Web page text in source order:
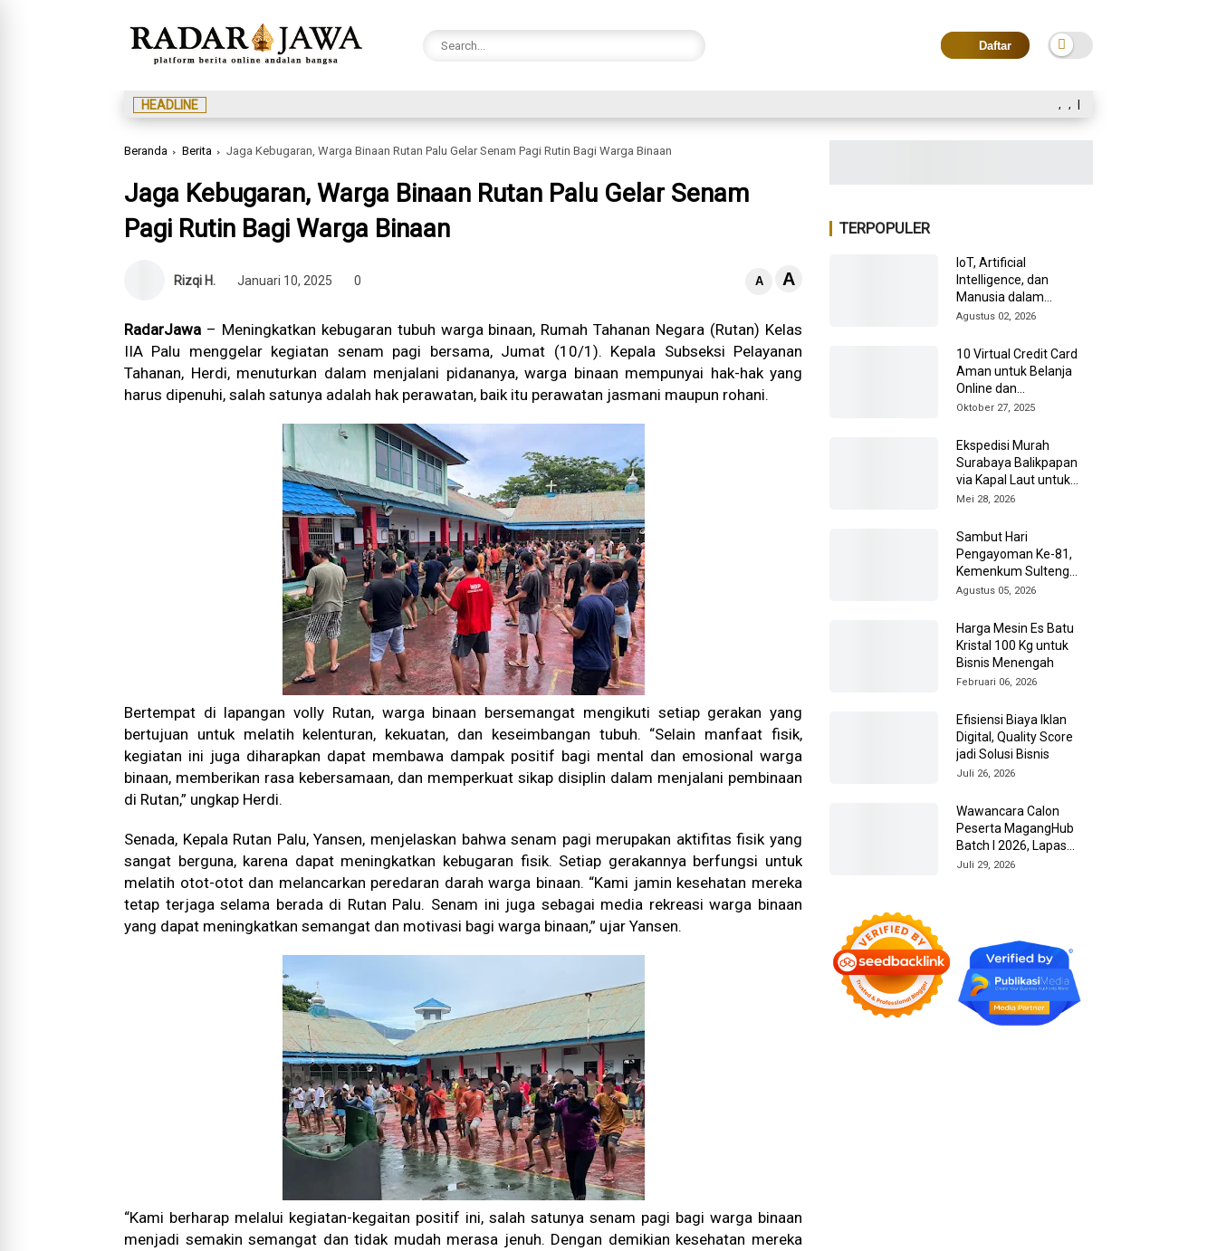
Daftar
, , |
HEADLINE
Beranda Berita Jaga Kebugaran, Warga Binaan Rutan Palu Gelar Senam Pagi Rutin Bagi Warga Binaan
Jaga Kebugaran, Warga Binaan Rutan Palu Gelar Senam
Pagi Rutin Bagi Warga Binaan
Rizqi H. Januari 10, 2025 0 A A
RadarJawa – Meningkatkan kebugaran tubuh warga binaan, Rumah Tahanan Negara (Rutan) Kelas
IIA Palu menggelar kegiatan senam pagi bersama, Jumat (10/1). Kepala Subseksi Pelayanan
Tahanan, Herdi, menuturkan dalam menjalani pidananya, warga binaan mempunyai hak-hak yang
harus dipenuhi, salah satunya adalah hak perawatan, baik itu perawatan jasmani maupun rohani.
Bertempat di lapangan volly Rutan, warga binaan bersemangat mengikuti setiap gerakan yang
bertujuan untuk melatih kelenturan, kekuatan, dan keseimbangan tubuh. “Selain manfaat fisik,
kegiatan ini juga diharapkan dapat membawa dampak positif bagi mental dan emosional warga
binaan, memberikan rasa kebersamaan, dan memperkuat sikap disiplin dalam menjalani pembinaan
di Rutan,” ungkap Herdi.
Senada, Kepala Rutan Palu, Yansen, menjelaskan bahwa senam pagi merupakan aktifitas fisik yang
sangat berguna, karena dapat meningkatkan kebugaran fisik. Setiap gerakannya berfungsi untuk
melatih otot-otot dan melancarkan peredaran darah warga binaan. “Kami jamin kesehatan mereka
tetap terjaga selama berada di Rutan Palu. Senam ini juga sebagai media rekreasi warga binaan
yang dapat meningkatkan semangat dan motivasi bagi warga binaan,” ujar Yansen.
“Kami berharap melalui kegiatan-kegaitan positif ini, salah satunya senam pagi bagi warga binaan
menjadi semakin semangat dan tidak mudah merasa jenuh. Dengan demikian kesehatan mereka
TERPOPULER
IoT, Artificial
Intelligence, dan
Manusia dalam
Transformasi Industri
Agustus 02, 2026
10 Virtual Credit Card
Aman untuk Belanja
Online dan
Internasional
Oktober 27, 2025
Ekspedisi Murah
Surabaya Balikpapan
via Kapal Laut untuk
Pengiriman Barang
Mei 28, 2026
Sambut Hari
Pengayoman Ke-81,
Kemenkum Sulteng
Ziarah ke TMP Tatura
Agustus 05, 2026
Harga Mesin Es Batu
Kristal 100 Kg untuk
Bisnis Menengah
Februari 06, 2026
Efisiensi Biaya Iklan
Digital, Quality Score
jadi Solusi Bisnis
Juli 26, 2026
Wawancara Calon
Peserta MagangHub
Batch I 2026, Lapas
Amuntai Kedepankan
Juli 29, 2026